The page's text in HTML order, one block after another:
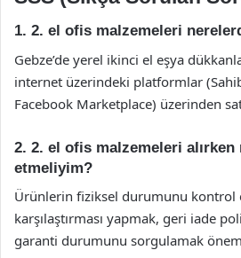
1. 2. el ofis malzemeleri
Gebze’de yerel ikinci el eşya
internet üzerindeki platformlar
Facebook Marketplace) üzerinden
2. 2. el ofis malzemeleri alırken
etmeliyim?
Ürünlerin fiziksel durumunu kontrol
karşılaştırması yapmak, geri iade
garanti durumunu sorgulamak